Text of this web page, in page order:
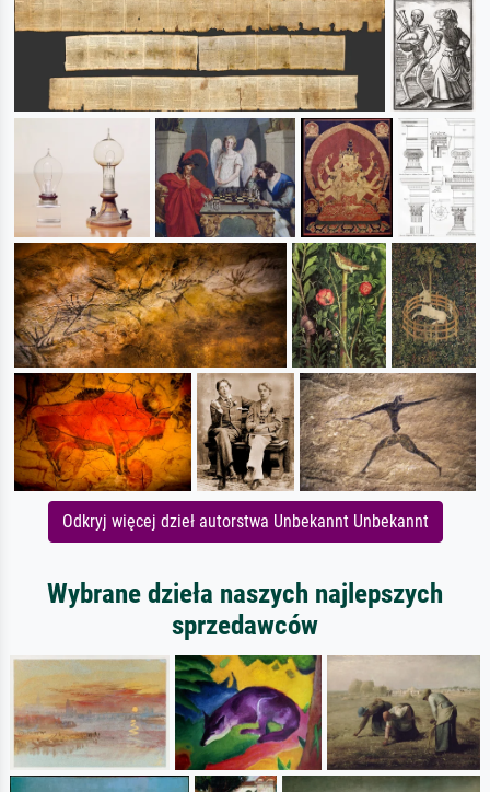
Odkryj więcej dzieł autorstwa Unbekannt Unbekannt
Wybrane dzieła naszych najlepszych
sprzedawców